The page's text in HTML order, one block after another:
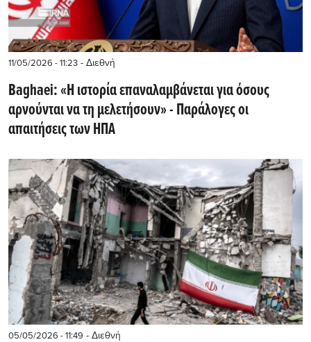
11/05/2026 - 11:23 - Διεθνή
Baghaei: «Η ιστορία επαναλαμβάνεται για όσους
αρνούνται να τη μελετήσουν» - Παράλογες οι
απαιτήσεις των ΗΠΑ
05/05/2026 - 11:49 - Διεθνή